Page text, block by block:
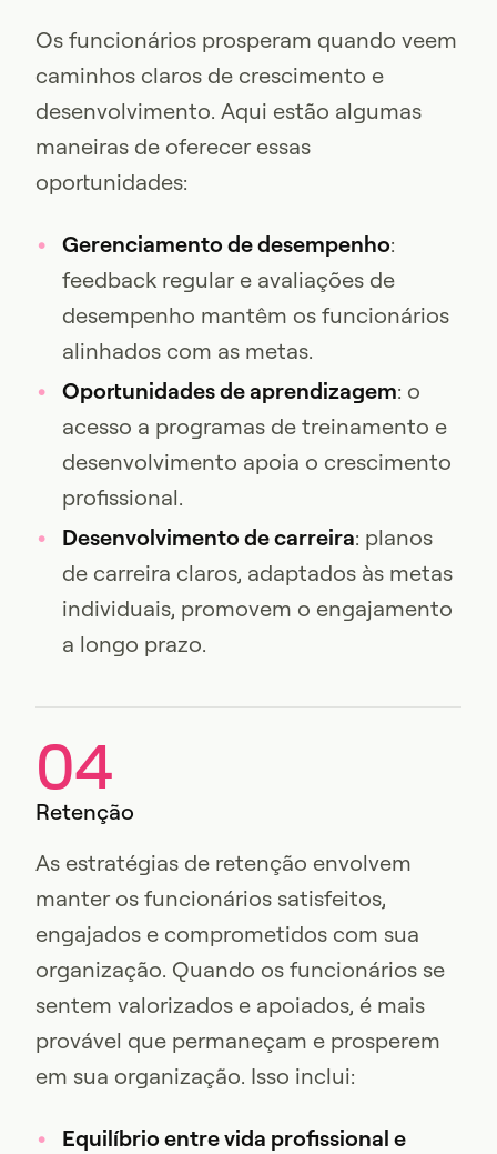
Os funcionários prosperam quando veem
caminhos claros de crescimento e
desenvolvimento. Aqui estão algumas
maneiras de oferecer essas
oportunidades:
Gerenciamento de desempenho:
feedback regular e avaliações de
desempenho mantêm os funcionários
alinhados com as metas.
Oportunidades de aprendizagem: o
acesso a programas de treinamento e
desenvolvimento apoia o crescimento
profissional.
Desenvolvimento de carreira: planos
de carreira claros, adaptados às metas
individuais, promovem o engajamento
a longo prazo.
04
Retenção
As estratégias de retenção envolvem
manter os funcionários satisfeitos,
engajados e comprometidos com sua
organização. Quando os funcionários se
sentem valorizados e apoiados, é mais
provável que permaneçam e prosperem
em sua organização. Isso inclui:
Equilíbrio entre vida profissional e